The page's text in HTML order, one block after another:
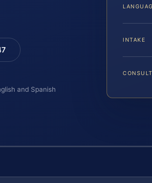
and Spanish
INTAKE